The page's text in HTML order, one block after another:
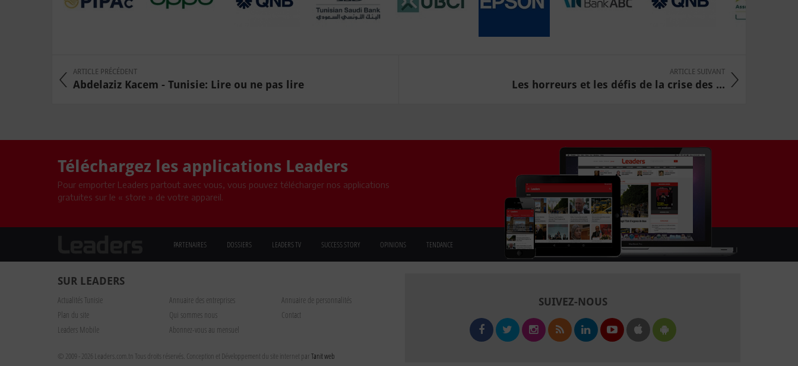
ARTICLE PRÉCÉDENT
Abdelaziz Kacem - Tunisie: Lire ou ne pas lire
ARTICLE SUIVANT
Les horreurs et les défis de la crise des ...
Téléchargez les applications Leaders
Pour emporter Leaders partout avec vous, vous pouvez télécharger nos applications
gratuites sur le « store » de votre appareil.
PARTENAIRES DOSSIERS LEADERS TV SUCCESS STORY OPINIONS TENDANCE
SUR LEADERS
Actualités Tunisie Annuaire des entreprises
Annuaire de personnalités
Plan du site
Qui sommes nous
Contact
Leaders Mobile
Abonnez-vous au mensuel
© 2009 - 2026 Leaders.com.tn Tous droits réservés. Conception et Développement du site internet parTanit web
SUIVEZ-NOUS